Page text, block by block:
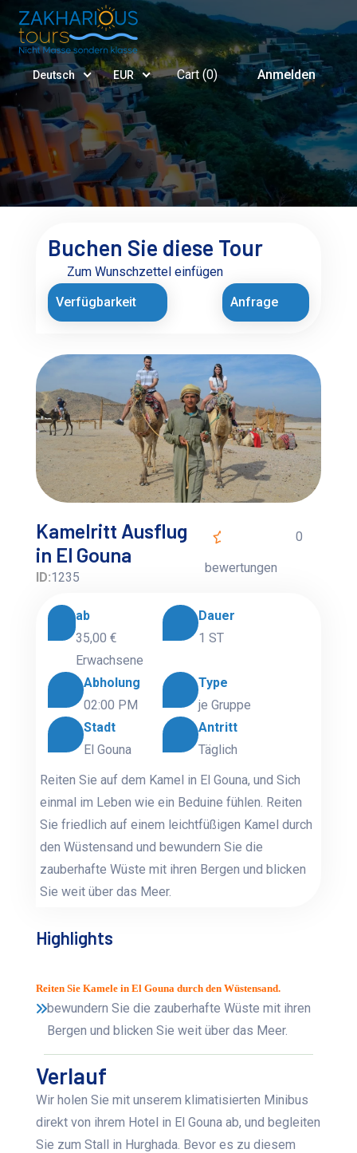
Deutsch EUR Cart (0) Anmelden
Kamelritt Ausflug
in El Gouna
ID:1235
0
bewertungen
ab
35,00 €
Erwachsene
Dauer
1 ST
Abholung
02:00 PM
Type
je Gruppe
Stadt
El Gouna
Antritt
Täglich
Reiten Sie auf dem Kamel in El Gouna, und Sich
einmal im Leben wie ein Beduine fühlen. Reiten
Sie friedlich auf einem leichtfüßigen Kamel durch
den Wüstensand und bewundern Sie die
zauberhafte Wüste mit ihren Bergen und blicken
Sie weit über das Meer.
Highlights
Reiten Sie Kamele in El Gouna durch den Wüstensand.
bewundern Sie die zauberhafte Wüste mit ihren
Bergen und blicken Sie weit über das Meer.
Verlauf
Wir holen Sie mit unserem klimatisierten Minibus
direkt von ihrem Hotel in El Gouna ab, und begleiten
Sie zum Stall in Hurghada. Bevor es zu diesem
Buchen Sie diese Tour
Zum Wunschzettel einfügen
Verfügbarkeit
Anfrage